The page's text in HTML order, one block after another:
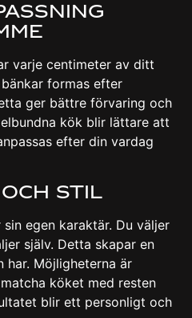
varje centimeter av ditt
formas efter
ger bättre förvaring och
kök blir lättare att
efter din vardag
Och Stil
egen karaktär. Du väljer
själv. Detta skapar en
har. Möjligheterna är
köket med resten
blir ett personligt och